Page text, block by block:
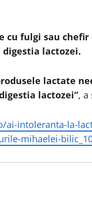
cu fulgi sau
lactozei.
lactate
lactozei”, a
intoleranta-la-
mihaelei-